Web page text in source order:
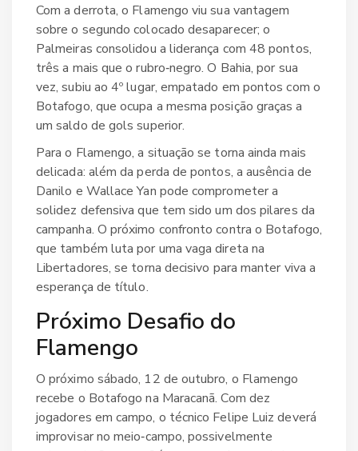
Com a derrota, o Flamengo viu sua vantagem
sobre o segundo colocado desaparecer; o
Palmeiras consolidou a liderança com 48 pontos,
três a mais que o rubro‑negro. O Bahia, por sua
vez, subiu ao 4º lugar, empatado em pontos com o
Botafogo, que ocupa a mesma posição graças a
um saldo de gols superior.
Para o Flamengo, a situação se torna ainda mais
delicada: além da perda de pontos, a ausência de
Danilo e Wallace Yan pode comprometer a
solidez defensiva que tem sido um dos pilares da
campanha. O próximo confronto contra o Botafogo,
que também luta por uma vaga direta na
Libertadores, se torna decisivo para manter viva a
esperança de título.
Próximo Desafio do
Flamengo
O próximo sábado, 12 de outubro, o Flamengo
recebe o Botafogo na Maracanã. Com dez
jogadores em campo, o técnico Felipe Luiz deverá
improvisar no meio‑campo, possivelmente